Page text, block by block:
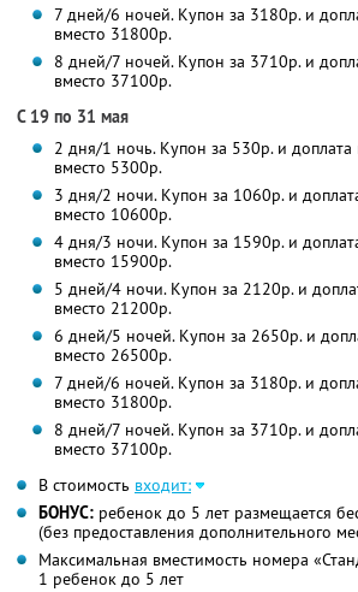
7 дней/6 ночей. Купон за 3180р. и
вместо 31800р.
8 дней/7 ночей. Купон за 3710р. и
вместо 37100р.
С 19 по 31 мая
2 дня/1 ночь. Купон за 530р. и доплата
вместо 5300р.
3 дня/2 ночи. Купон за 1060р. и
вместо 10600р.
4 дня/3 ночи. Купон за 1590р. и
вместо 15900р.
5 дней/4 ночи. Купон за 2120р. и
вместо 21200р.
6 дней/5 ночей. Купон за 2650р. и
вместо 26500р.
7 дней/6 ночей. Купон за 3180р. и
вместо 31800р.
8 дней/7 ночей. Купон за 3710р. и
вместо 37100р.
В стоимость входит:
БОНУС: ребенок до 5 лет размещается
(без предоставления дополнительного
Максимальная вместимость номера
1 ребенок до 5 лет